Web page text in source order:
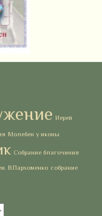
Иерей
Молебен у иконы
Собрание благочиния
В.Пархоменко собрание